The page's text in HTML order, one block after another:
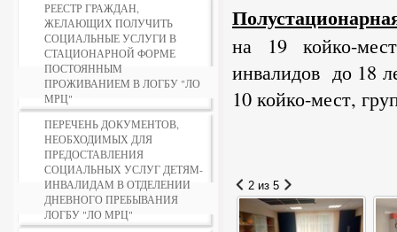
РЕЕСТР ГРАЖДАН,
ЖЕЛАЮЩИХ ПОЛУЧИТЬ
СОЦИАЛЬНЫЕ УСЛУГИ В
СТАЦИОНАРНОЙ ФОРМЕ
ПОСТОЯННЫМ
ПРОЖИВАНИЕМ В ЛОГБУ "ЛО
МРЦ"
ПЕРЕЧЕНЬ ДОКУМЕНТОВ,
НЕОБХОДИМЫХ ДЛЯ
ПРЕДОСТАВЛЕНИЯ
СОЦИАЛЬНЫХ УСЛУГ ДЕТЯМ-
ИНВАЛИДАМ В ОТДЕЛЕНИИ
ДНЕВНОГО ПРЕБЫВАНИЯ
ЛОГБУ "ЛО МРЦ"
на 19 койко-
инвалидов до 18
10 койко-мест,
2 из 5